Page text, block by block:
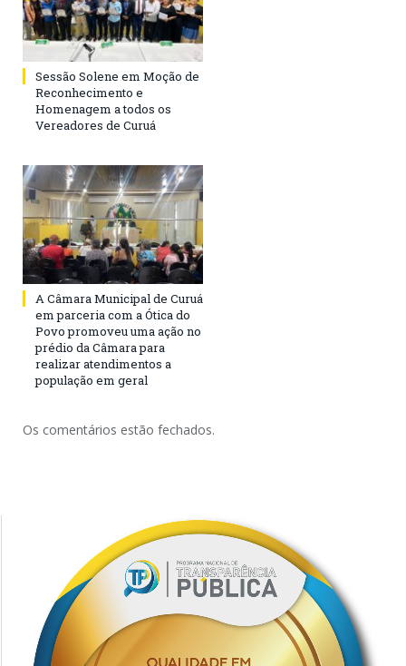
Sessão Solene em Moção de
Reconhecimento e
Homenagem a todos os
Vereadores de Curuá
A Câmara Municipal de Curuá
em parceria com a Ótica do
Povo promoveu uma ação no
prédio da Câmara para
realizar atendimentos a
população em geral
Os comentários estão fechados.